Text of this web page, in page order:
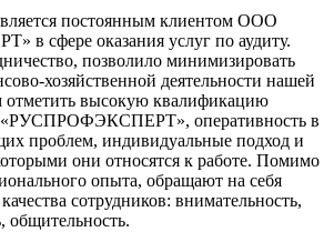
постоянным клиентом ООО
сфере оказания услуг по аудиту.
позволило минимизировать
хозяйственной деятельности нашей
отметить высокую квалификацию
оперативность в
проблем, индивидуальные подход и
они относятся к работе. Помимо
опыта, обращают на себя
сотрудников: внимательность,
общительность.